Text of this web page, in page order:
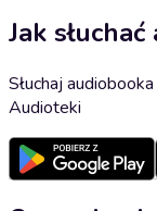
Jak
Słuchaj
Audioteki